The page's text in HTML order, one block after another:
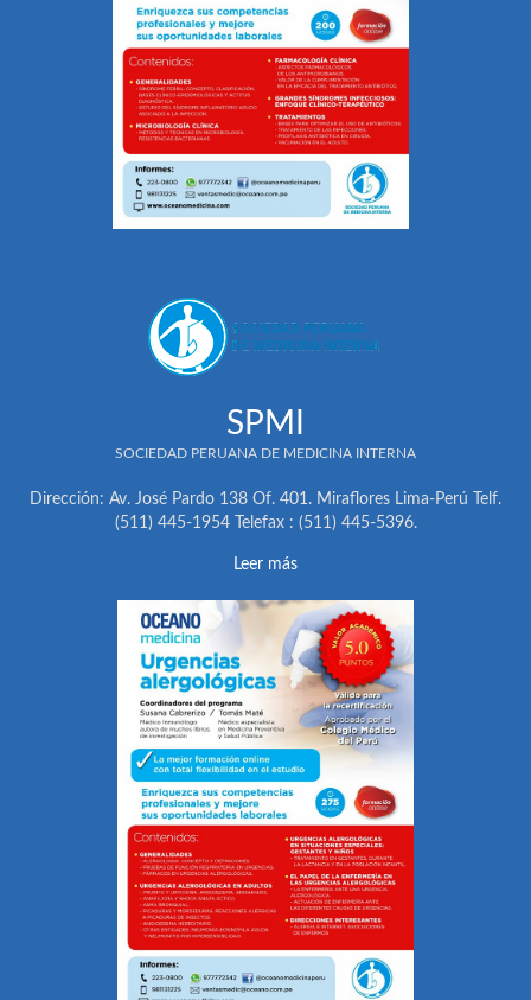
SPMI
SOCIEDAD PERUANA DE MEDICINA INTERNA
Dirección: Av. José Pardo 138 Of. 401. Miraflores Lima-Perú Telf.
(511) 445-1954 Telefax : (511) 445-5396.
Leer más